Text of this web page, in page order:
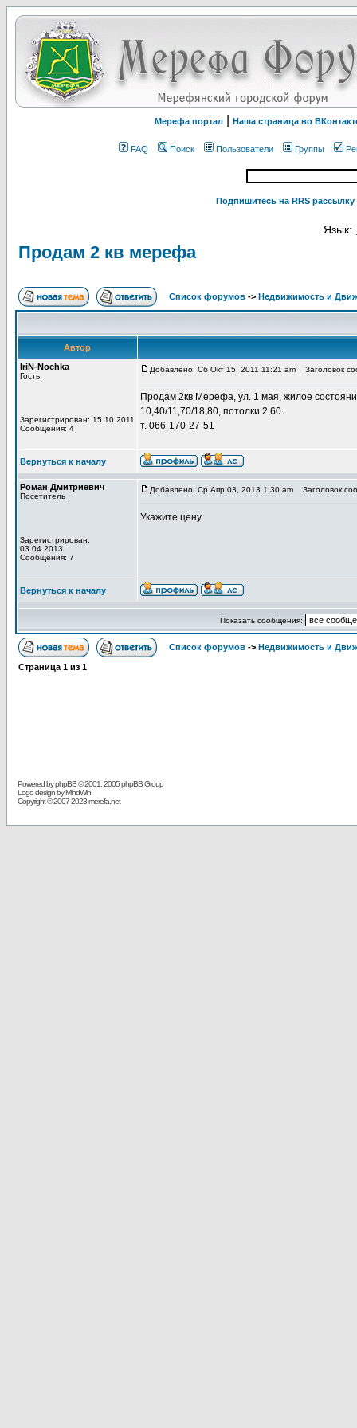
Мерефа портал Наша страница во
FAQ Поиск Пользователи Группы
Подпишитесь на RRS
Язык:
Продам 2 кв мерефа
Список форумов -> Недвижимость и
Автор
IriN-Nochka
Гость
Зарегистрирован: 15.10.2011
Сообщения: 4
Добавлено: Сб Окт 15, 2011 11:21 am Заголовок
Продам 2кв Мерефа, ул. 1 мая, жилое
10,40/11,70/18,80, потолки 2,60.
т. 066-170-27-51
Вернуться к началу
Роман Дмитриевич
Посетитель
Зарегистрирован:
03.04.2013
Сообщения: 7
Добавлено: Ср Апр 03, 2013 1:30 am Заголовок
Укажите цену
Вернуться к началу
Показать сообщения:
Список форумов -> Недвижимость и
Страница 1 из 1
Powered byphpBB© 2001, 2005 phpBB Group
Logo design by MindWin
Copyright © 2007-2023 merefa.net